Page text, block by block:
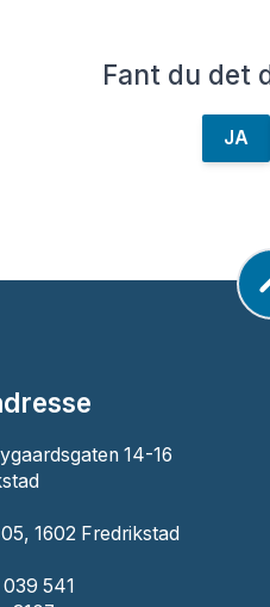
Fant du det
JA
14-16
1602 Fredrikstad
541